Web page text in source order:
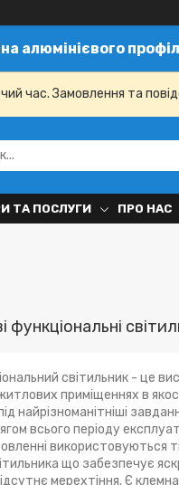
алюмінієвого
час. Замовлення та
ТА ПОСЛУГИ ПРО НАС
функціональні
світильник - це
приміщеннях в
найрізноманітніші
всього періоду
використовуються
що забезпечує
мерехтіння. Є